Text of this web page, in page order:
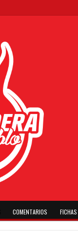
COMENTARIOS FICHAS